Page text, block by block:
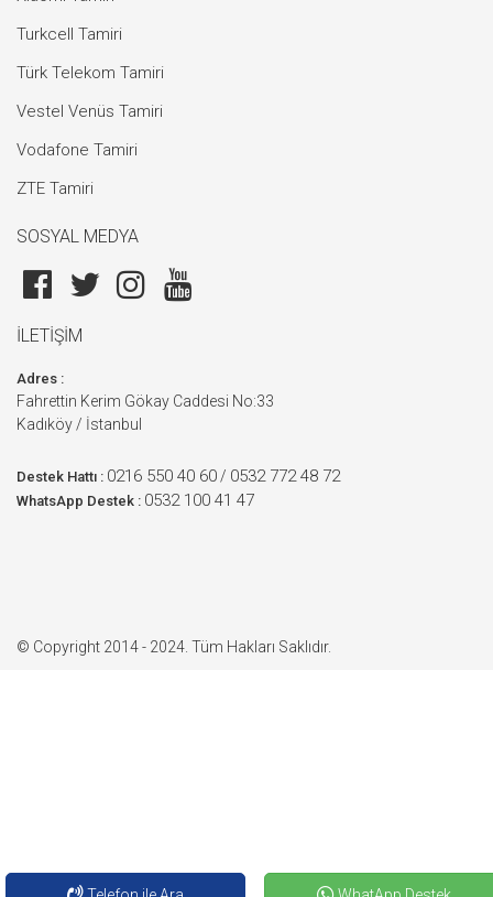
Turkcell Tamiri
Türk Telekom Tamiri
Vestel Venüs Tamiri
Vodafone Tamiri
ZTE Tamiri
SOSYAL MEDYA
İLETİŞİM
Adres :
Fahrettin Kerim Gökay Caddesi No:33
Kadıköy / İstanbul
Destek Hattı : 0216 550 40 60 / 0532 772 48 72
WhatsApp Destek : 0532 100 41 47
© Copyright 2014 - 2024. Tüm Hakları Saklıdır.